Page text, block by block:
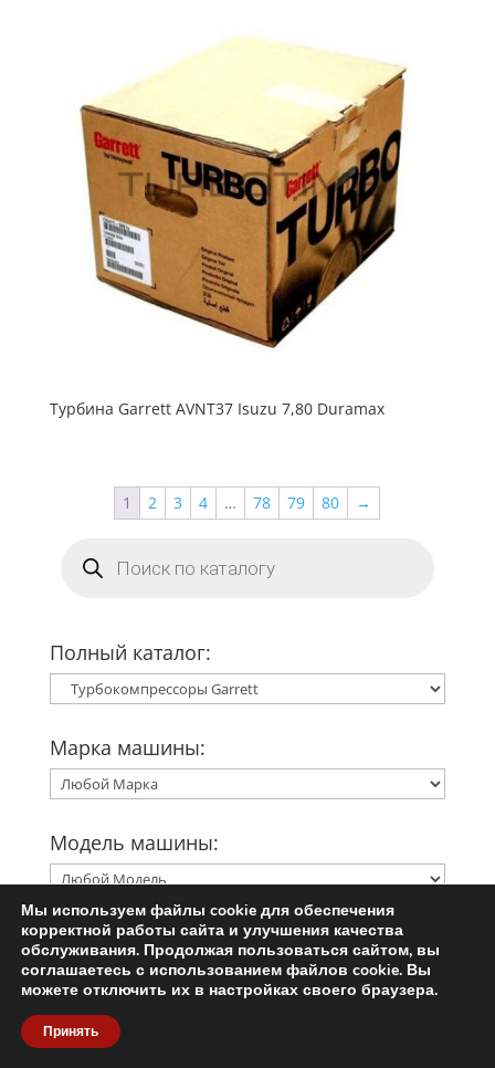
Турбина Garrett AVNT37 Isuzu 7,80 Duramax
1 2 3 4 … 78 79 80
→
товаров
Полный каталог:
Марка машины:
Модель машины:
Двигатель:
Мы используем файлы cookie для обеспечения
корректной работы сайта и улучшения качества
обслуживания. Продолжая пользоваться сайтом, вы
соглашаетесь с использованием файлов cookie. Вы
можете отключить их в настройках своего браузера.
Принять